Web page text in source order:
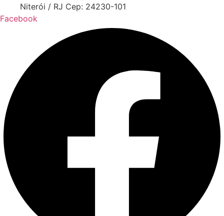
Niterói / RJ Cep: 24230-101
Facebook